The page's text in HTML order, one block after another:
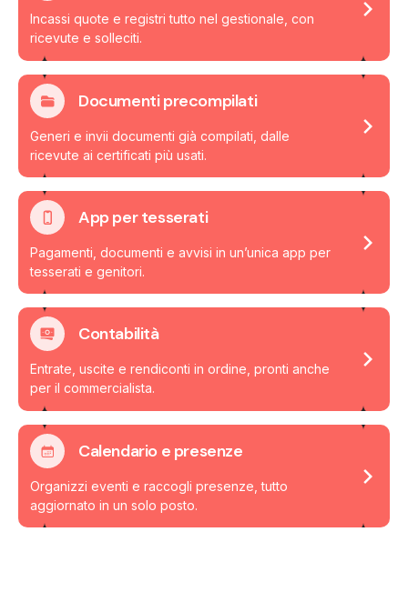
Incassi quote e registri tutto nel gestionale, con
ricevute e solleciti.
Documenti precompilati
Generi e invii documenti già compilati, dalle
ricevute ai certificati più usati.
App per tesserati
Pagamenti, documenti e avvisi in un’unica app per
tesserati e genitori.
Contabilità
Entrate, uscite e rendiconti in ordine, pronti anche
per il commercialista.
Calendario e presenze
Organizzi eventi e raccogli presenze, tutto
aggiornato in un solo posto.